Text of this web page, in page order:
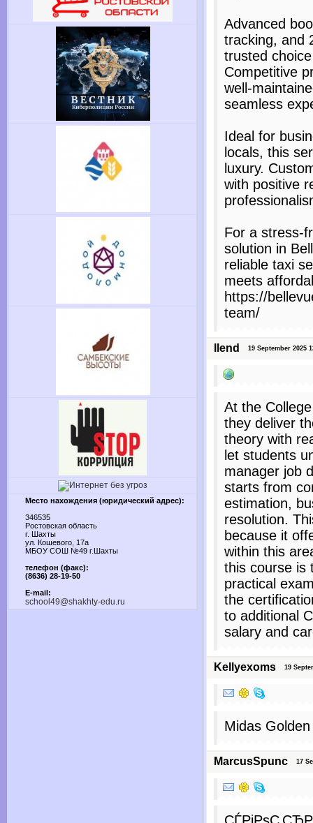
Место нахождения (юридический адрес):
346535
Ростовская область
г. Шахты
ул. Кошевого, 17а
МБОУ СОШ №49 г.Шахты
телефон (факс):
(8636) 28-19-50
E-mail:
school49@shakhty-edu.ru
Advanced
tracking, and
trusted
Competitive
well-
seamless
Ideal for
locals, this
luxury.
with positive
For a stress-
solution in
reliable taxi
meets
https://
team/
llend 19 September 2025
At the
they deliver
theory with
let students
manager job
starts from
estimation,
resolution.
because it
within this
this course is
practical
the
to additional
salary and
Kellyexoms 19
Midas Golden
MarcusSpunc 17